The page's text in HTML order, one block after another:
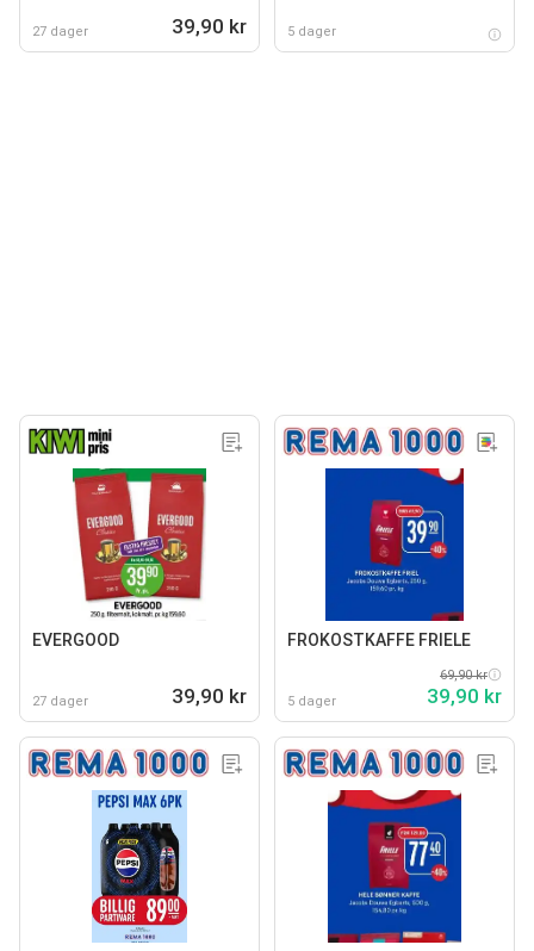
27 dager 39,90 kr 5 dager
EVERGOOD
27 dager 39,90 kr
FROKOSTKAFFE FRIELE
5 dager
69,90 kr
39,90 kr